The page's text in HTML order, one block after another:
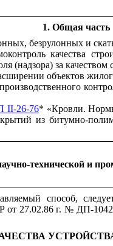
1. Общая часть
безрулонных и
качества
(надзора) за качеством
объектов
II-26-76* «Кровли.
из битумно-
технической и
способ,
27.02.86 г. № ДП-